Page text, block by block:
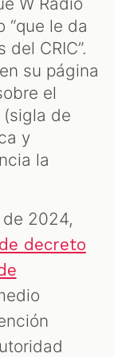
le da
CRIC”.
su página
el
de
y
la
2024,
decreto